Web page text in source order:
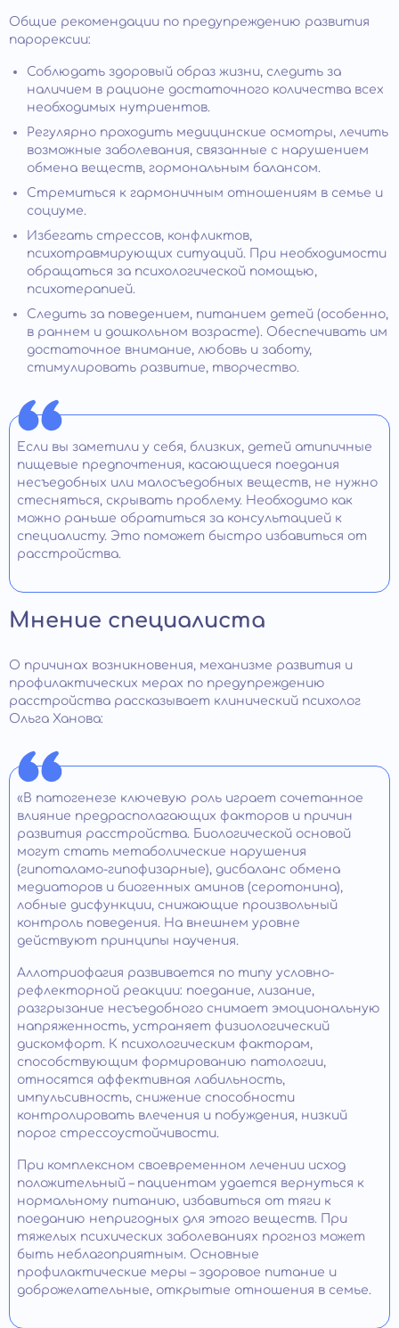
Общие рекомендации по предупреждению развития
парорексии:
Соблюдать здоровый образ жизни, следить за
наличием в рационе достаточного количества всех
необходимых нутриентов.
Регулярно проходить медицинские осмотры, лечить
возможные заболевания, связанные с нарушением
обмена веществ, гормональным балансом.
Стремиться к гармоничным отношениям в семье и
социуме.
Избегать стрессов, конфликтов,
психотравмирующих ситуаций. При необходимости
обращаться за психологической помощью,
психотерапией.
Следить за поведением, питанием детей (особенно,
в раннем и дошкольном возрасте). Обеспечивать им
достаточное внимание, любовь и заботу,
стимулировать развитие, творчество.
Если вы заметили у себя, близких, детей атипичные
пищевые предпочтения, касающиеся поедания
несъедобных или малосъедобных веществ, не нужно
стесняться, скрывать проблему. Необходимо как
можно раньше обратиться за консультацией к
специалисту. Это поможет быстро избавиться от
расстройства.
Мнение специалиста
О причинах возникновения, механизме развития и
профилактических мерах по предупреждению
расстройства рассказывает клинический психолог
Ольга Ханова:
«В патогенезе ключевую роль играет сочетанное
влияние предрасполагающих факторов и причин
развития расстройства. Биологической основой
могут стать метаболические нарушения
(гипоталамо-гипофизарные), дисбаланс обмена
медиаторов и биогенных аминов (серотонина),
лобные дисфункции, снижающие произвольный
контроль поведения. На внешнем уровне
действуют принципы научения.
Аллотриофагия развивается по типу условно-
рефлекторной реакции: поедание, лизание,
разгрызание несъедобного снимает эмоциональную
напряженность, устраняет физиологический
дискомфорт. К психологическим факторам,
способствующим формированию патологии,
относятся аффективная лабильность,
импульсивность, снижение способности
контролировать влечения и побуждения, низкий
порог стрессоустойчивости.
При комплексном своевременном лечении исход
положительный – пациентам удается вернуться к
нормальному питанию, избавиться от тяги к
поеданию непригодных для этого веществ. При
тяжелых психических заболеваниях прогноз может
быть неблагоприятным. Основные
профилактические меры – здоровое питание и
доброжелательные, открытые отношения в семье.